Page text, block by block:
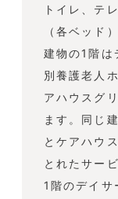
トイレ、テ
（各ベッド
建物の1階は
別養護老人
アハウスグ
ます。同じ
とケアハウ
とれたサー
1階のデイサ